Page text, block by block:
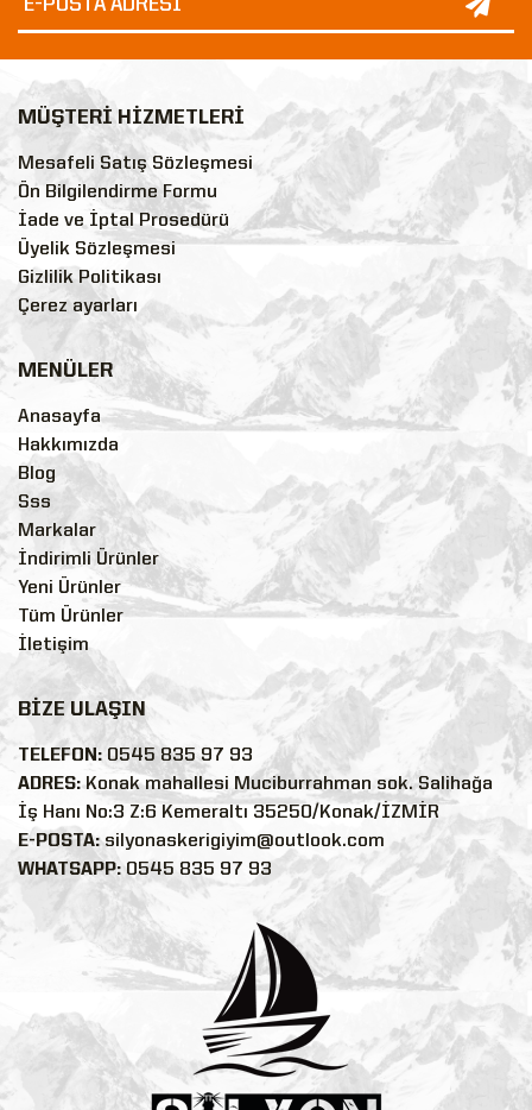
MÜŞTERİ HİZMETLERİ
Mesafeli Satış Sözleşmesi
Ön Bilgilendirme Formu
İade ve İptal Prosedürü
Üyelik Sözleşmesi
Gizlilik Politikası
Çerez ayarları
MENÜLER
Anasayfa
Hakkımızda
Blog
Sss
Markalar
İndirimli Ürünler
Yeni Ürünler
Tüm Ürünler
İletişim
BİZE ULAŞIN
TELEFON: 0545 835 97 93
ADRES:Konak mahallesi Muciburrahman sok. Salihağa
İş Hanı No:3 Z:6 Kemeraltı 35250/Konak/İZMİR
E-POSTA: silyonaskerigiyim@outlook.com
WHATSAPP: 0545 835 97 93